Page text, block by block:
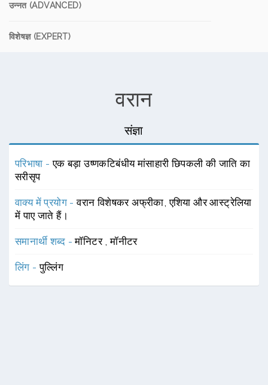
उन्नत (ADVANCED)
विशेषज्ञ (EXPERT)
वरान
संज्ञा
परिभाषा -एक बड़ा उष्णकटिबंधीय मांसाहारी छिपकली की जाति का
सरीसृप
वाक्य में प्रयोग -वरान विशेषकर अफ्रीका, एशिया और आस्ट्रेलिया
में पाए जाते हैं।
समानार्थी शब्द -मॉनिटर ,मॉनीटर
लिंग -पुल्लिंग